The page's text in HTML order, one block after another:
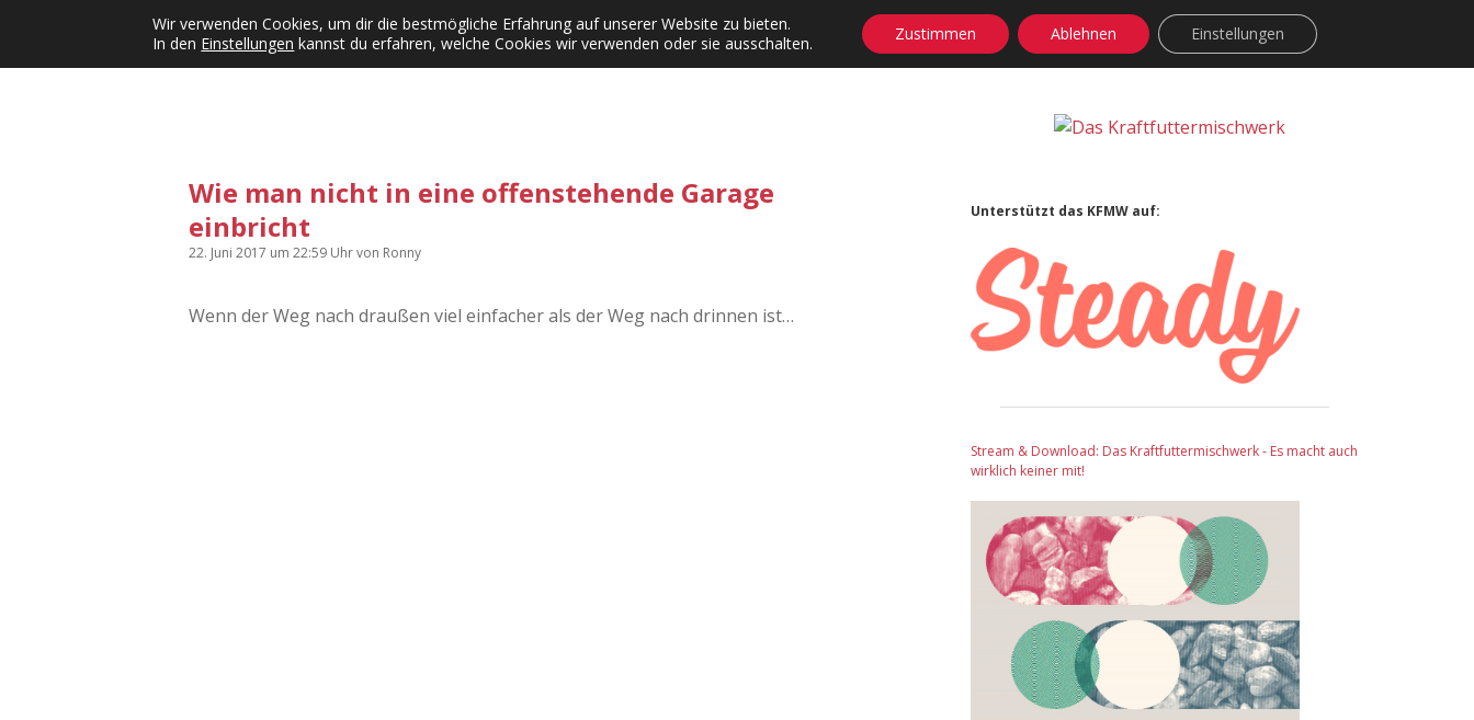
Kategorien Dropdown-Menü öffnen
KFMW-Disco Dates Instagrams Contact Adventskalender Dropdown-Menü öffnen facebook
instagram
rss soundcloud
vimeoBluesky
Wie man nicht in eine offenstehende Garage
einbricht
22. Juni 2017 um 22:59 Uhrvon Ronny
Wenn der Weg nach draußen viel einfacher als der Weg nach drinnen ist…
Sidebar
Unterstützt das KFMW auf:
Stream & Download: Das Kraftfuttermischwerk - Es macht auch
wirklich keiner mit!
Wir verwenden Cookies, um dir die bestmögliche Erfahrung auf unserer Website zu bieten.
In den Einstellungen kannst du erfahren, welche Cookies wir verwenden oder sie ausschalten. Zustimmen Ablehnen Einstellungen